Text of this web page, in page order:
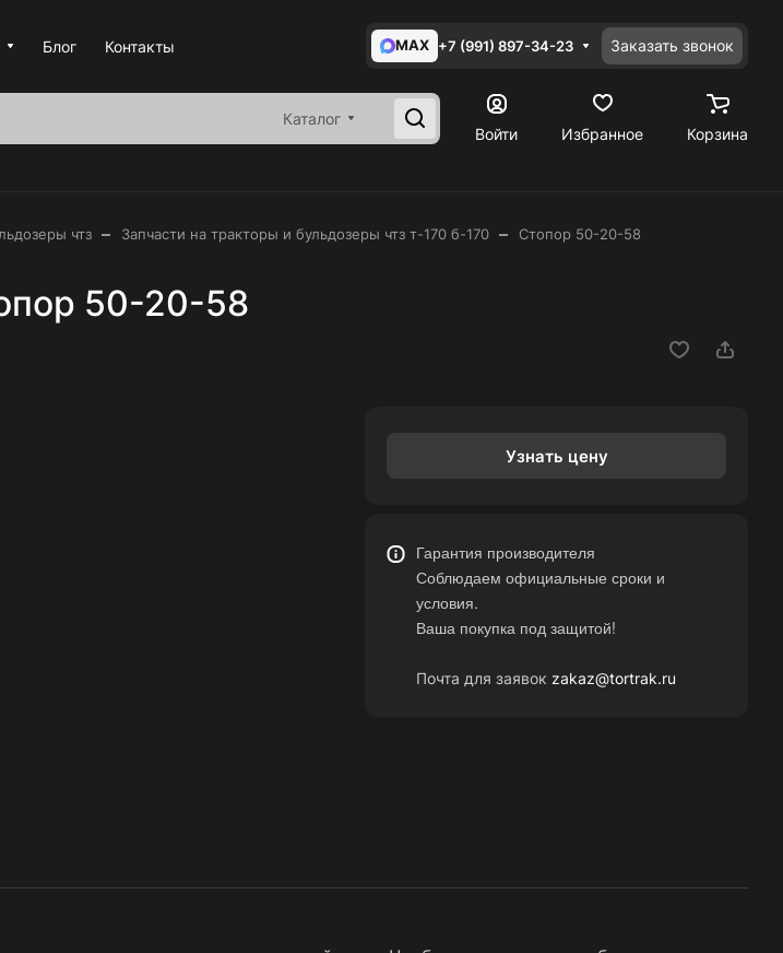
Блог Контакты MAX +7 (991) 897-34-23 Заказать звонок
Каталог
Войти
Избранное Корзина
чтз – Запчасти на тракторы и бульдозеры чтз т-170 б-170 – Стопор 50-20-58
50-20-58
Узнать цену
Гарантия производителя
Соблюдаем официальные сроки и
условия.
Ваша покупка под защитой!
Почта для заявок zakaz@tortrak.ru